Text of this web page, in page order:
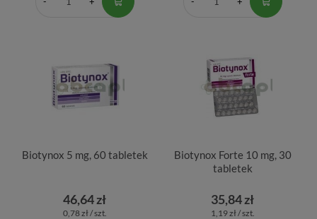
Biotynox 5 mg, 60 tabletek
46,64 zł
0,78 zł / szt.
Biotynox Forte 10 mg, 30
tabletek
35,84 zł
1,19 zł / szt.